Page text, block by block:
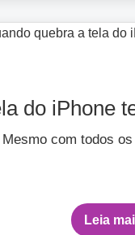
do iPhone
com todos
Leia